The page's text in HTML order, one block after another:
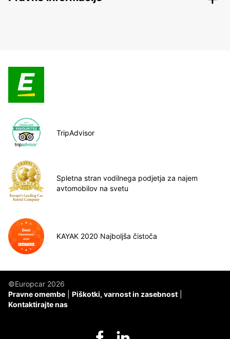
TripAdvisor
Spletna stran vodilnega podjetja za najem
avtomobilov na svetu
KAYAK 2020 Najboljša čistoča
©Europcar 2026
Pravne omembe
Piškotki, varnost in zasebnost
Kontaktirajte nas